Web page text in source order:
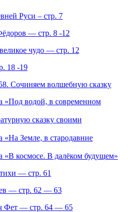
Руси – стр. 7
— стр. 8 -12
чудо — стр. 12
18 -19
Сочиняем волшебную сказку
«Под водой, в современном
сказку своими
«На Земле, в стародавние
«В космосе. В далёком будущем»
— стр. 61
— стр. 62 — 63
Фет — стр. 64 — 65